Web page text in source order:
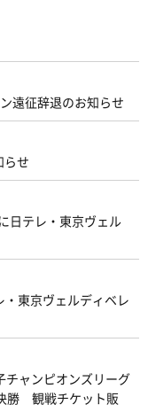
遠征辞退のお知らせ
らせ
日テレ・東京ヴェル
東京ヴェルディベレ
チャンピオンズリーグ
勝 観戦チケット販